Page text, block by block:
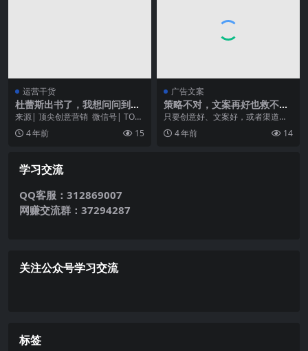
运营干货
杜蕾斯出书了，我想问问到你
心里怎么走
来源| 顶尖创意营销 微信号| TOP
CMG 前几日，适逢杜蕾斯90...
4 年前 15
广告文案
策略不对，文案再好也救不了
广告
只要创意好、文案好，或者渠道覆
盖够精准，就能做好广告？本文作
者告诉你：不，这些还...
4 年前 14
学习交流
QQ客服：312869007
网赚交流群：37294287
关注公众号学习交流
标签